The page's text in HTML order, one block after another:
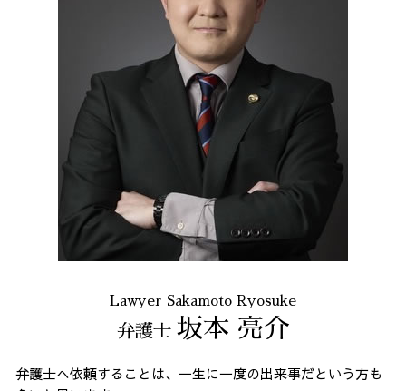
Lawyer Sakamoto Ryosuke
弁護士 坂本 亮介
弁護士へ依頼することは、一生に一度の出来事だという方も